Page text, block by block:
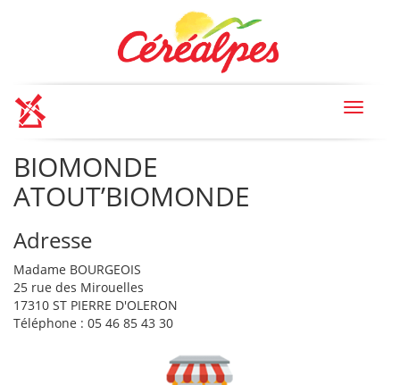
Toggle
BIOMONDE
ATOUT’BIOMONDE
Adresse
Madame BOURGEOIS
25 rue des Mirouelles
17310 ST PIERRE D'OLERON
Téléphone : 05 46 85 43 30